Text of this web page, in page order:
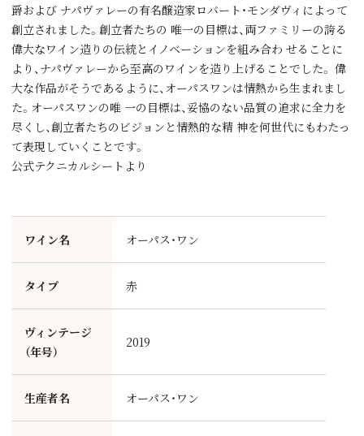
爵および ナパヴァレーの有名醸造家ロバート・モンダヴィによって
創立されました。創立者たちの 唯一の目標は、両ファミリーの誇る
偉大なワイン造りの伝統とイノベーションを組み合わ せることに
より、ナパヴァレーから至高のワインを造り上げることでした。 偉
大な作品がそうであるように、オーパスワンは情熱から生まれまし
た。オーパスワンの唯 一の目標は、妥協のない品質の追求に全力を
尽くし、創立者たちのビジョンと情熱的な精 神を何世代にもわたっ
て表現していくことです。
公式テクニカルシートより
ワイン名 オーパス・ワン
タイプ 赤
ヴィンテージ
（年号）
2019
生産者名 オーパス・ワン